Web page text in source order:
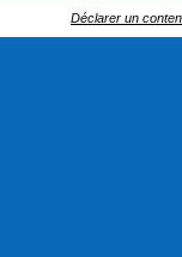
Déclarer un